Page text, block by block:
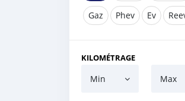
Gaz Phev Ev
KILOMÉTRAGE
Min Max